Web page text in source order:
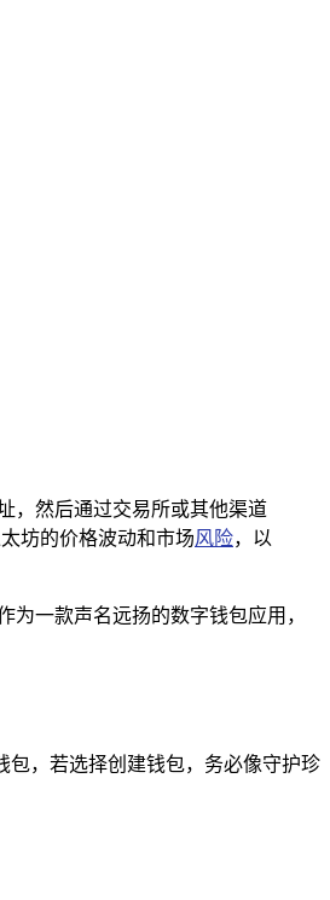
，然后通过交易所或其他渠道
坊的价格波动和市场风险，以
一款声名远扬的数字钱包应用，
，若选择创建钱包，务必像守护珍